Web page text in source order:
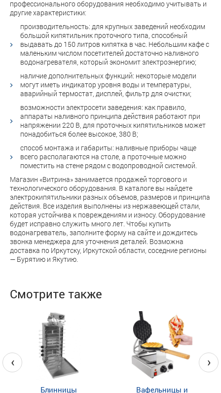
профессионального оборудования необходимо учитывать и
другие характеристики:
производительность: для крупных заведений необходим
большой кипятильник проточного типа, способный
выдавать до 150 литров кипятка в час. Небольшим кафе с
маленьким числом посетителей достаточно наливного
водонагревателя, который экономит электроэнергию;
наличие дополнительных функций: некоторые модели
могут иметь индикатор уровня воды и температуры,
аварийный термостат, дисплей, фильтр для очистки;
возможности электросети заведения: как правило,
аппараты наливного принципа действия работают при
напряжении 220 В, для проточных кипятильников может
понадобиться более высокое, 380 В;
способ монтажа и габариты: наливные приборы чаще
всего располагаются на столе, а проточные можно
поместить на стене рядом с водопроводной системой.
Магазин «Витрина» занимается продажей торгового и
технологического оборудования. В каталоге вы найдете
электрокипятильники разных объемов, размеров и принципа
действия. Все изделия выполнены из нержавеющей стали,
которая устойчива к повреждениям и износу. Оборудование
будет исправно служить много лет. Чтобы купить
водонагреватель, заполните форму на сайте и дождитесь
звонка менеджера для уточнения деталей. Возможна
доставка по Иркутску, Иркутской области, соседние регионы
— Бурятию и Якутию.
Смотрите также
Блинницы Вафельницы и
‹ ›